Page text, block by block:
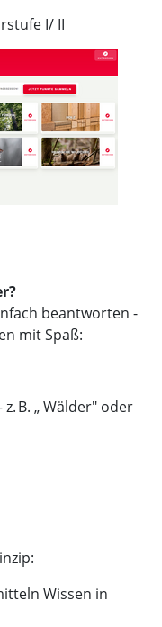
I/ II
beantworten -
mit Spaß:
B. „ Wälder" oder
Wissen in